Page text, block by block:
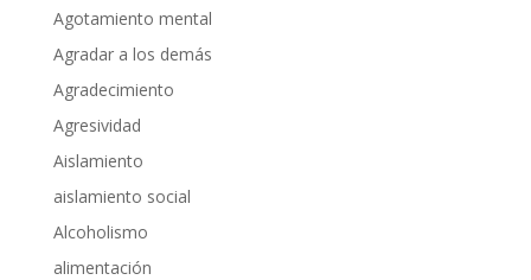
Agotamiento mental
Agradar a los demás
Agradecimiento
Agresividad
Aislamiento
aislamiento social
Alcoholismo
alimentación